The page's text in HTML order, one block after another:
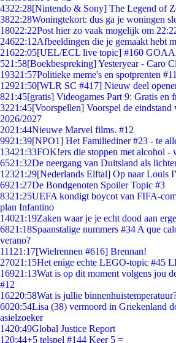
4322:28[Nintendo & Sony] The Legend of
3822:28Woningtekort: dus ga je woningen
18022:22Post hier zo vaak mogelijk om
24622:12Afbeeldingen die je gemaakt hebt
21622:05[UEL/ECL live topic] #160
521:58[Boekbespreking] Yesteryear - Caro
19321:57Politieke meme's en spotprenten #11
12921:50[WLR SC #417] Nieuw deel
821:45[gratis] Videogames Part 9: Gratis en
3221:45[Voorspellen] Voorspel de eindstand
2026/2027
2021:44Nieuwe Marvel films. #12
9921:39[NPO1] Het Familiediner #23 - te
13421:33FOK!ers die stoppen met alcohol -
6521:32De neergang van Duitsland als
12321:29[Nederlands Elftal] Op naar Louis
6921:27De Bondgenoten Spoiler Topic #3
8321:25UEFA kondigt boycot van FIFA-
plan Infantino
14021:19Zaken waar je je echt dood aan
6821:18Spaanstalige nummers #34 A que
verano?
111 21:17[Wielrennen #616] Brennan!
27021:15Het enige echte LEGO-topic #45
16921:13Wat is op dit moment volgens jou
#12
16220:58Wat is jullie
6020:54Lisa (38) vermoord in Griekenland
asielzoeker
1420:49Global Justice Report
1 20:44+5 telspel #144 Keer 5 =